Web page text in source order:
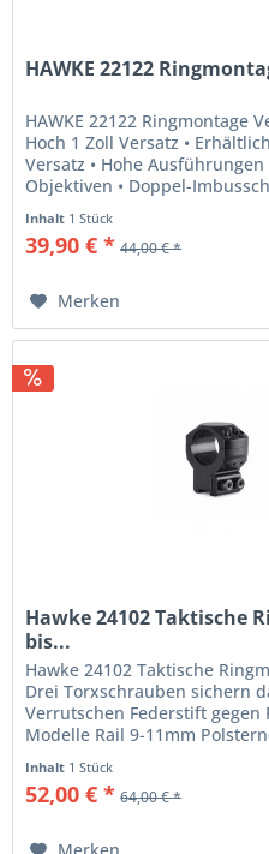
HAWKE 22122
HAWKE 22122 Ringmontage
Hoch 1 Zoll Versatz •
Versatz • Hohe
Objektiven • Doppel-
Inhalt 1 Stück
39,90 € * 44,00 € *
Merken
Hawke 24102 Taktische
bis...
Hawke 24102 Taktische
Drei Torxschrauben sichern
Verrutschen Federstift
Modelle Rail 9-11mm
Inhalt 1 Stück
52,00 € * 64,00 € *